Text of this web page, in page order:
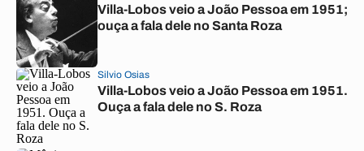
Villa-Lobos veio a João Pessoa em 1951;
ouça a fala dele no Santa Roza
Silvio Osias
Villa-Lobos veio a João Pessoa em 1951.
Ouça a fala dele no S. Roza